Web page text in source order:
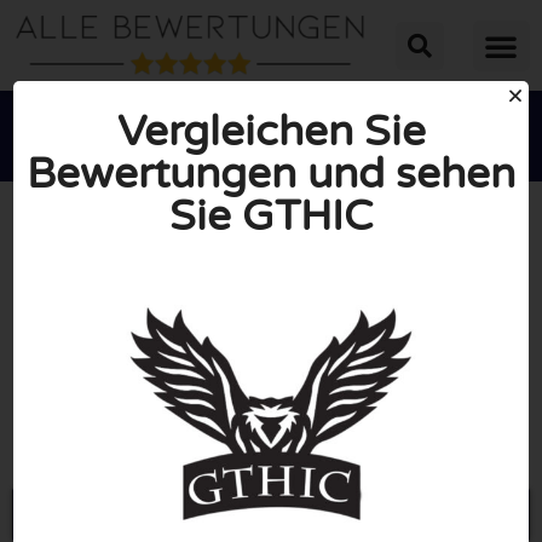

INSGESAMT: 10/10
(0 Bewertungen)
Öffne Gthic.com
Vergleichen Sie
Bewertungen und sehen
Sie GTHIC